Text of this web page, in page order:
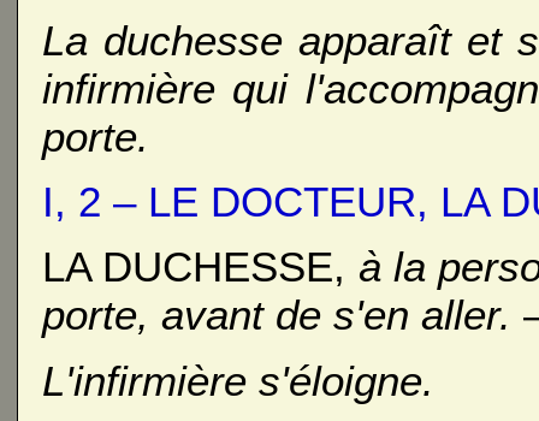
La duchesse apparaît et
infirmière qui
porte.
I, 2 – LE DOCTEUR, LA
LA DUCHESSE, à la
porte, avant de s'en aller.
L'infirmière s'éloigne.